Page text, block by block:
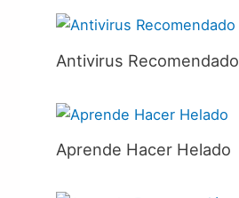
Antivirus Recomendado
Aprende Hacer Helado